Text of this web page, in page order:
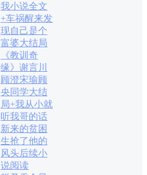
我小说全文
+车祸醒来发
现自己是个
富婆大结局
《教训奇
缘》谢言川
顾澄宋瑜顾
央同学大结
局+我从小就
听我哥的话
新来的贫困
生抢了他的
风头后续小
说阅读